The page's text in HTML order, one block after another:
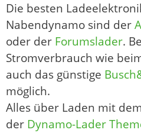
Die besten
Nabendynamo sind der
oder der Forumslader.
Stromverbrauch wie
auch das günstige
möglich.
Alles über Laden mit
der Dynamo-Lader